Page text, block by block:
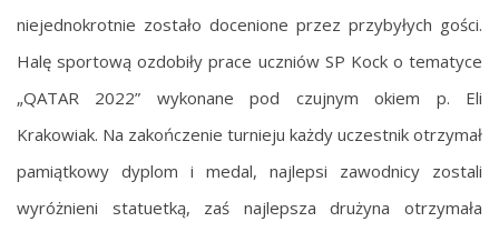
niejednokrotnie zostało docenione przez przybyłych gości.
Halę sportową ozdobiły prace uczniów SP Kock o tematyce
„QATAR 2022” wykonane pod czujnym okiem p. Eli
Krakowiak. Na zakończenie turnieju każdy uczestnik otrzymał
pamiątkowy dyplom i medal, najlepsi zawodnicy zostali
wyróżnieni statuetką, zaś najlepsza drużyna otrzymała